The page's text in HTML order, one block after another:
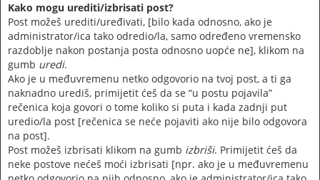
Kako mogu urediti/izbrisati post?
Post možeš urediti/uređivati, [bilo kada odnosno, ako je
administrator/ica tako odredio/la, samo određeno vremensko
razdoblje nakon postanja posta odnosno uopće ne], klikom na
gumb uredi.
Ako je u međuvremenu netko odgovorio na tvoj post, a ti ga
naknadno urediš, primijetit ćeš da se “u postu pojavila”
rečenica koja govori o tome koliko si puta i kada zadnji put
uredio/la post [rečenica se neće pojaviti ako nije bilo odgovora
na post].
Post možeš izbrisati klikom na gumb izbriši. Primijetit ćeš da
neke postove nećeš moći izbrisati [npr. ako je u međuvremenu